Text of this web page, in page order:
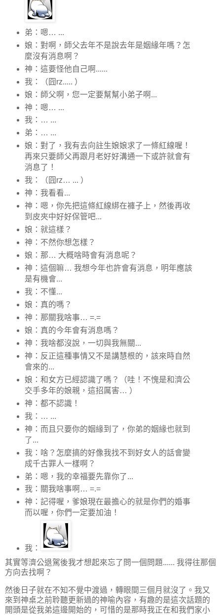
弟：嗯… ...
娘：對啊，師父去年不是說去年是姻緣年嗎？怎
麼沒有消息啊？
神：這要怪他自己啊......
我：（囧rz..... ）
娘：師父啊，您一定要幫幫小弟子啊...
神：嗯… ...
我：… ...
弟：… ...
娘：對了，我有去向註生娘娘求了一條紅線喔！
再來只要師父再跟月老好好溝通一下或許就會有
消息了！
我：（囧rz… ... ）
神：我看看...
神：嗯，你先把這條紅線綁在褲子上，然後再收
到皮夾中好好保管吧...
娘：就這樣？
神：不然你想怎樣？
娘：那… 大概啥時會有消息呢？
神：這個嘛… 我想今年也許會有消息，明年應該
是有機會...
我：不懂...
娘：真的嗎？
神：那關我啥事… =.=
娘：真的今年會有消息嗎？
神：我啥都沒說，一切與我無關...
神：反正這種事情又不是講慧根的，該來時自然
會來的...
娘：和女方已經認識了嗎？（哇！不愧是和濟公
交手多年的娘親，這招厲害… ）
神：都不認識！
我：… ...
神：而且只要你的姻緣到了，你弟的姻緣也就到
了...
我：啥？怎麼搞的好像我找不到好女人的話會變
成千古罪人一樣啊？
弟：嗯，我的幸福要先靠你了...
我：關我啥事啊… =.=
神：記得喔，爹娘現在最擔心的就是你們的婚事
而以喔，你們一定要加油！
我：
其實等濟公退駕後我才想起來忘了問一個問題...... 我得往那個
方向去找啊？
然後日子就在不知不覺中渡過，轉眼間三個月就沒了。我又
來到神桌之前聆聽更新過的神喻內容，有趣的是這次話題的
開頭是從我弟這邊開始的，可惜的是那時我正在和我們家小